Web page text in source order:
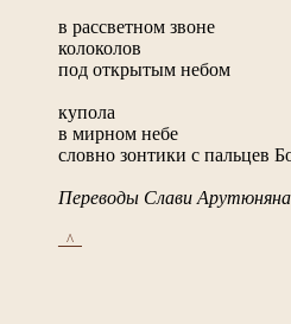
в рассветном звоне
колоколов
под открытым небом
купола
в мирном небе
словно зонтики с пальцев
Переводы Слави
_^_